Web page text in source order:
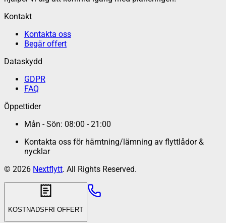
Kontakt
Kontakta oss
Begär offert
Dataskydd
GDPR
FAQ
Öppettider
Mån - Sön: 08:00 - 21:00
Kontakta oss för hämtning/lämning av flyttlådor &
nycklar
© 2026 Nextflytt. All Rights Reserved.
KOSTNADSFRI OFFERT